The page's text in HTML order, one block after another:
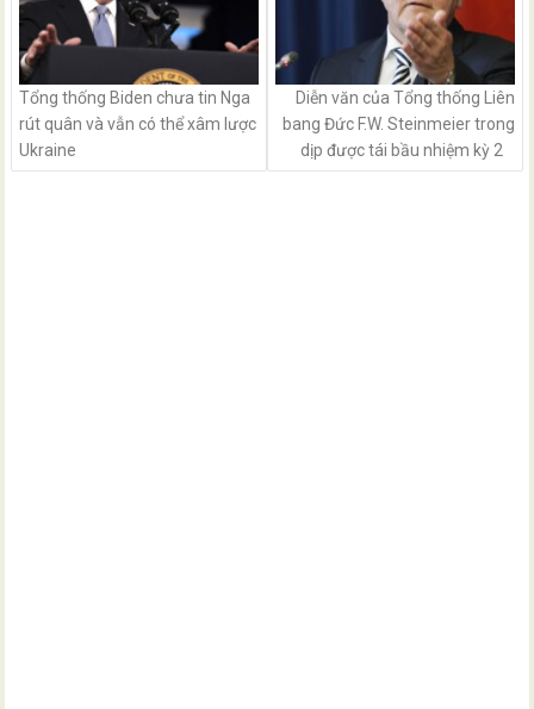
Tổng thống Biden chưa tin Nga
rút quân và vẫn có thể xâm lược
Ukraine
Diễn văn của Tổng thống Liên
bang Đức F.W. Steinmeier trong
dịp được tái bầu nhiệm kỳ 2